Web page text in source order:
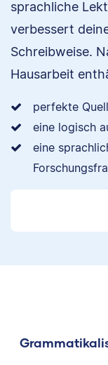
sprachliche
verbessert
Schreibweise.
Hausarbeit
perfekte
eine logisch
eine